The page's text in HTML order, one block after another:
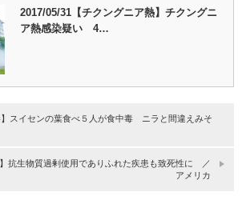
2017/05/31【チクングニア熱】チクングニ
ア熱感染疑い 4…
スイセンの葉食べ５人が食中毒 ニラと間違えみそ
抗生物質過剰使用でありふれた疾患も致死性に ／
アメリカ